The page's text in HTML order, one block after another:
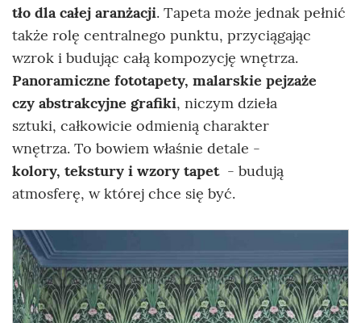
tło dla całej aranżacji. Tapeta może jednak pełnić
także rolę centralnego punktu, przyciągając
wzrok i budując całą kompozycję wnętrza.
Panoramiczne fototapety, malarskie pejzaże
czy abstrakcyjne grafiki, niczym dzieła
sztuki, całkowicie odmienią charakter
wnętrza. To bowiem właśnie detale -
kolory, tekstury i wzory tapet- budują
atmosferę, w której chce się być.